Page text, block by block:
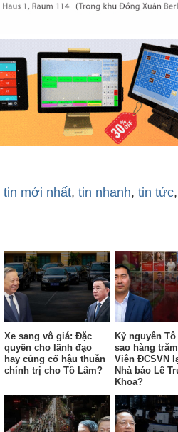
tin mới nhất, tin nhanh, tin tức,
Xe sang vô giá: Đặc
quyền cho lãnh đạo
hay củng cố hậu thuẫn
chính trị cho Tô Lâm?
Kỷ nguyên
sao hàng
Viên ĐCSVN
Nhà báo Lê
Khoa?